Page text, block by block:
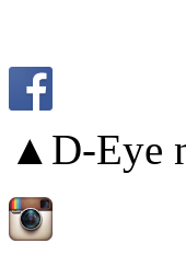
▲D-Eye